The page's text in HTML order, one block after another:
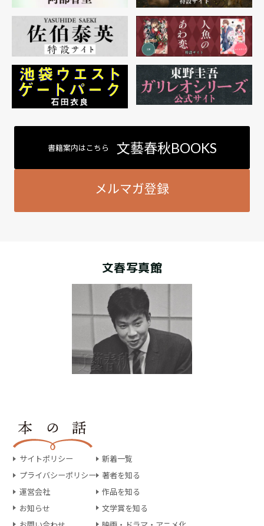
書籍案内はこちら 文藝春秋BOOKS
メルマガ登録
文春写真館
サイトポリシー
プライバシーポリシー
運営会社
お知らせ
新着一覧
著者を知る
作品を知る
文学賞を知る